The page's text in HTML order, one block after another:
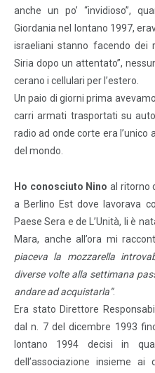
anche un po’ “invidioso”,
Giordania nel lontano 1997,
israeliani stanno facendo dei
Siria dopo un attentato”,
cerano i cellulari per l’estero.
Un paio di giorni prima
carri armati trasportati su
radio ad onde corte era
del mondo.
Ho conosciuto Nino al ritorno
a Berlino Est dove lavorava
Paese Sera e de L’Unità, li è
Mara, anche all’ora mi
piaceva la mozzarella
diverse volte alla settimana
andare ad acquistarla”.
Era stato Direttore
dal n. 7 del dicembre 1993
lontano 1994 decisi in
dell’associazione insieme ai